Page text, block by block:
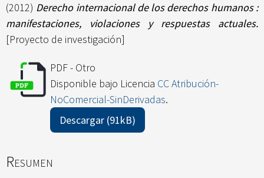
(2012) Derecho internacional de los derechos humanos :
manifestaciones, violaciones y respuestas actuales.
[Proyecto de investigación]
PDF - Otro
Disponible bajo Licencia CC Atribución-
NoComercial-SinDerivadas.
Descargar (91kB)
Resumen